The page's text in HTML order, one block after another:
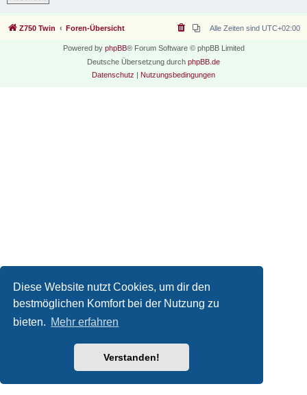
Diese Website nutzt Cookies, um dir den
bestmöglichen Komfort bei der Nutzung zu
bieten. Mehr erfahren
Verstanden!
Z750 Twin Foren-Übersicht Alle Zeiten sind UTC+02:00
Powered by phpBB® Forum Software © phpBB Limited
Deutsche Übersetzung durch phpBB.de
Datenschutz | Nutzungsbedingungen